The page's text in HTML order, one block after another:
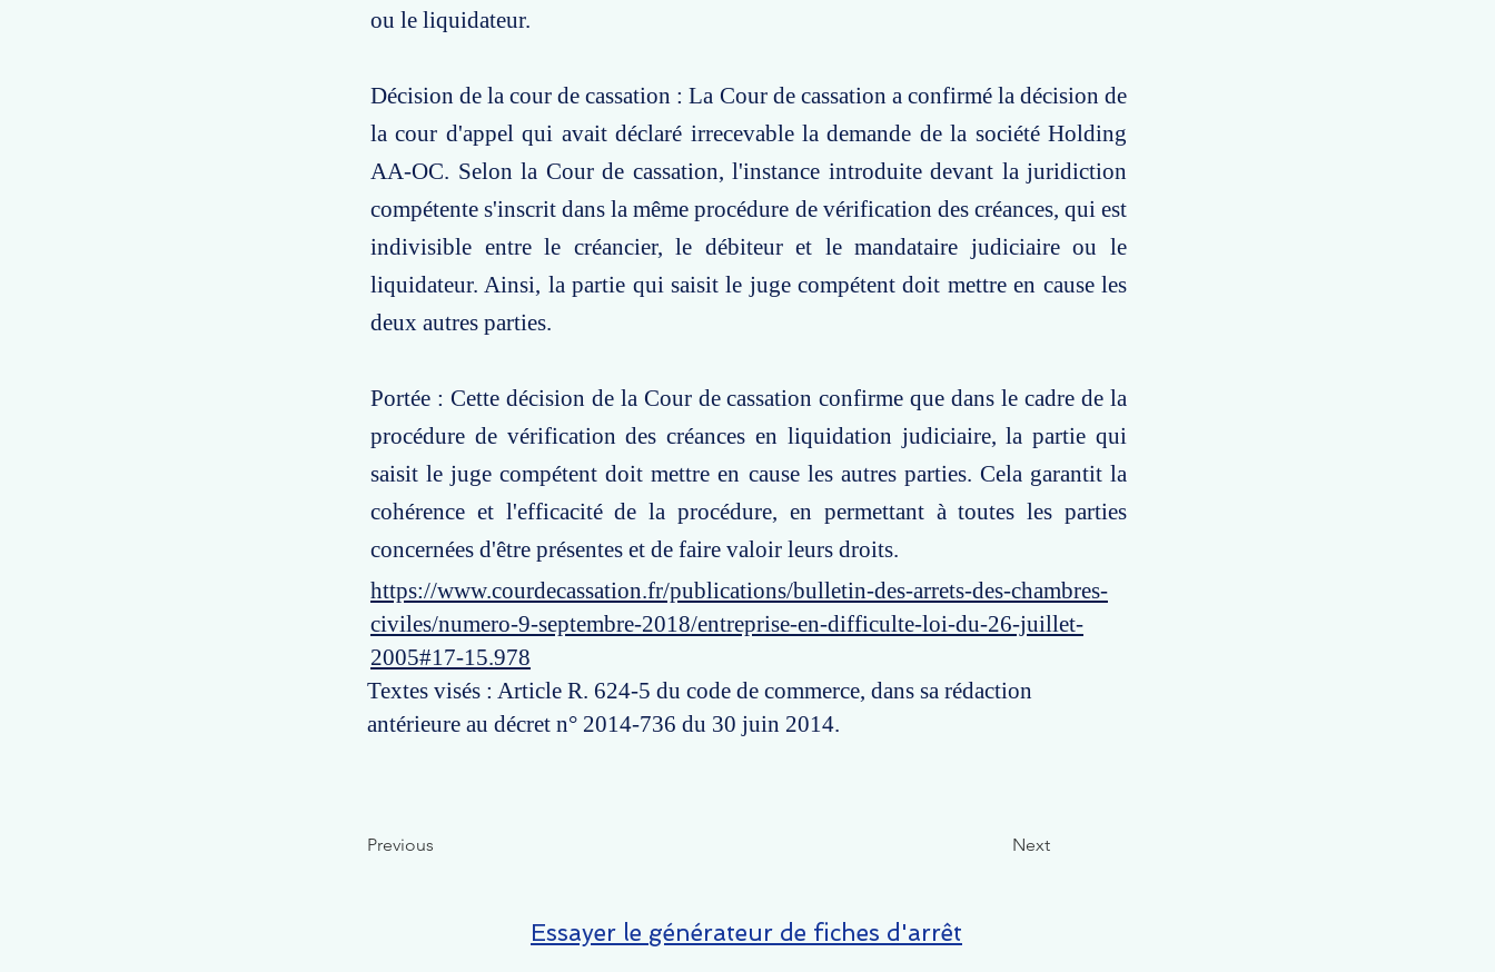
ou le liquidateur.
Décision de la cour de cassation : La Cour de cassation a confirmé la décision de
la cour d'appel qui avait déclaré irrecevable la demande de la société Holding
AA-OC. Selon la Cour de cassation, l'instance introduite devant la juridiction
compétente s'inscrit dans la même procédure de vérification des créances, qui est
indivisible entre le créancier, le débiteur et le mandataire judiciaire ou le
liquidateur. Ainsi, la partie qui saisit le juge compétent doit mettre en cause les
deux autres parties.
Portée : Cette décision de la Cour de cassation confirme que dans le cadre de la
procédure de vérification des créances en liquidation judiciaire, la partie qui
saisit le juge compétent doit mettre en cause les autres parties. Cela garantit la
cohérence et l'efficacité de la procédure, en permettant à toutes les parties
concernées d'être présentes et de faire valoir leurs droits.
https://www.courdecassation.fr/publications/bulletin-des-arrets-des-chambres-
civiles/numero-9-septembre-2018/entreprise-en-difficulte-loi-du-26-juillet-
2005#17-15.978
Textes visés : Article R. 624-5 du code de commerce, dans sa rédaction
antérieure au décret n° 2014-736 du 30 juin 2014.
Previous Next
Essayer le générateur de fiches d'arrêt